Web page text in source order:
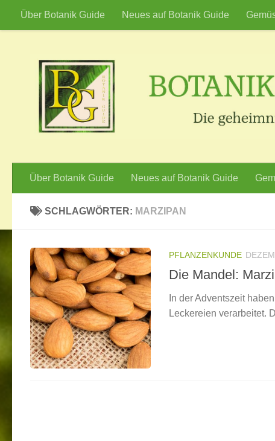
Zum Inhalt springen
Über Botanik Guide Neues auf Botanik Guide
Über Botanik Guide Neues auf Botanik Guide
SCHLAGWÖRTER: MARZIPAN
PFLANZENKUNDE
Die Mandel:
In der Adventszeit
Leckereien verarbeitet.